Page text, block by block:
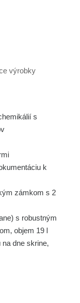
výrobky
s
k
zámkom s 2
s robustným
objem 19 l
dne skrine,